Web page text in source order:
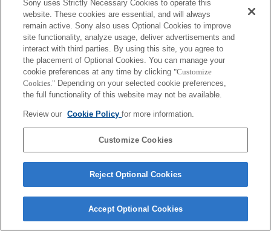
Terms of Use
Copyright 2026 Sony Corporation
Sony uses Strictly Necessary Cookies to operate this
website. These cookies are essential, and will always
remain active. Sony also uses Optional Cookies to improve
site functionality, analyze usage, deliver advertisements and
interact with third parties. By using this site, you agree to
the placement of Optional Cookies. You can manage your
cookie preferences at any time by clicking "Customize
Cookies." Depending on your selected cookie preferences,
the full functionality of this website may not be available.
Review our Cookie Policyfor more information.
Customize Cookies
Reject Optional Cookies
Accept Optional Cookies